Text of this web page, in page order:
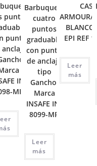
puntos
punto
IN-
MP
Barbuquejo
cuatro
puntos
graduable
con punto
de anclaje
tipo
Gancho.
Marca
INSAFE IN-
8099-MP
Leer
más
ARMOUR/
BLANCO
EPI REF
Leer
más